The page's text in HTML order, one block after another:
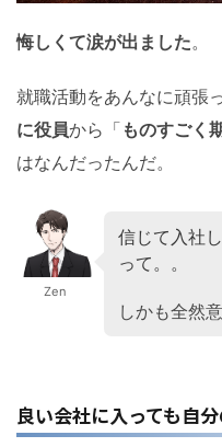
悔しくて涙が出ました。
就職活動をあんなに頑張っ
に役員から「 ものすごく
はなんだったんだ。
Zen
信じて入社
って。。
しかも全然
良い会社に入っても自